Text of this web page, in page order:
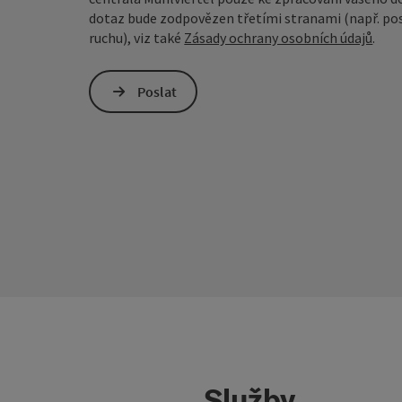
dotaz bude zodpovězen třetími stranami (např.
ruchu), viz také Zásady ochrany osobních údajů.
Poslat